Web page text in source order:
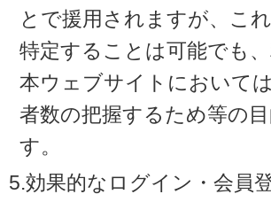
とで援用されますが、こ
特定することは可能でも
本ウェブサイトにおいて
者数の把握するため等の
す。
5.効果的なログイン・会員